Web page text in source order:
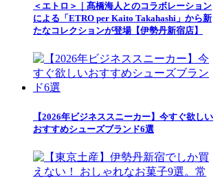
＜エトロ＞｜髙橋海人とのコラボレーション
による「ETRO per Kaito Takahashi」から新
たなコレクションが登場【伊勢丹新宿店】
【2026年ビジネススニーカー】今すぐ欲しい
おすすめシューズブランド6選